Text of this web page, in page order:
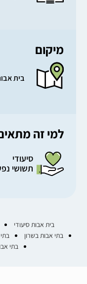
מיקום
בית
למי זה
סיעודי
תשושי
בית אבות סיעודי
בתי אבות בשרון
בתי